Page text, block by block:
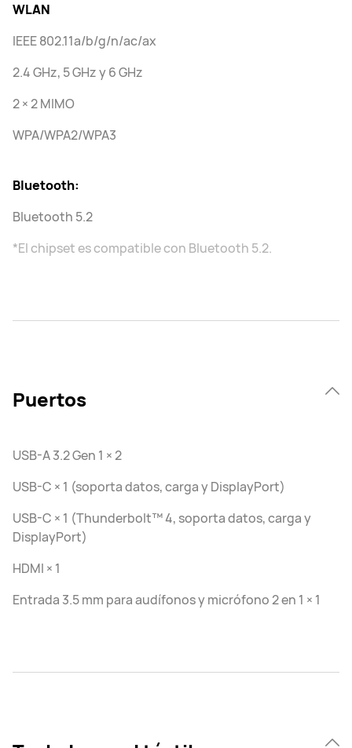
WLAN
IEEE 802.11a/b/g/n/ac/ax
2.4 GHz, 5 GHz y 6 GHz
2 × 2 MIMO
WPA/WPA2/WPA3
Bluetooth:
Bluetooth 5.2
*El chipset es compatible con Bluetooth 5.2.
Puertos
USB-A 3.2 Gen 1 × 2
USB-C × 1 (soporta datos, carga y DisplayPort)
USB-C × 1 (Thunderbolt™ 4, soporta datos, carga y
DisplayPort)
HDMI × 1
Entrada 3.5 mm para audífonos y micrófono 2 en 1 × 1